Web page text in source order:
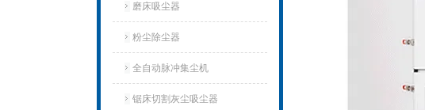
磨床吸尘器
粉尘除尘器
全自动脉冲集尘机
锯床切割灰尘吸尘器